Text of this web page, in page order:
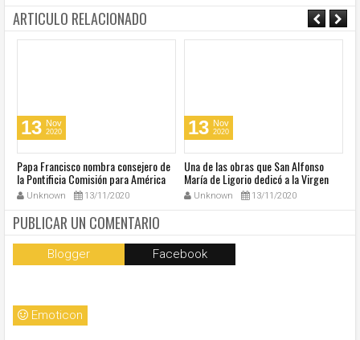
ARTICULO RELACIONADO
13 Nov
2020
Papa Francisco nombra consejero de
la Pontificia Comisión para América
Latina
Unknown 13/11/2020
13 Nov
2020
Una de las obras que San Alfonso
María de Ligorio dedicó a la Virgen
cumple 270 años
Unknown 13/11/2020
PUBLICAR UN COMENTARIO
Blogger Facebook
Emoticon